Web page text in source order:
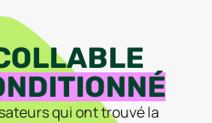
qui ont trouvé la